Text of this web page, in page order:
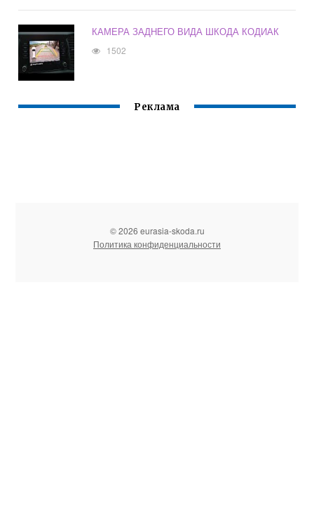
КАМЕРА ЗАДНЕГО ВИДА ШКОДА КОДИАК
1502
Реклама
© 2026 eurasia-skoda.ru
Политика конфиденциальности